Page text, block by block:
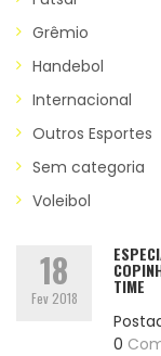
Grêmio
Handebol
Internacional
Outros Esportes
Sem categoria
Voleibol
18
Fev 2018
TIME
0